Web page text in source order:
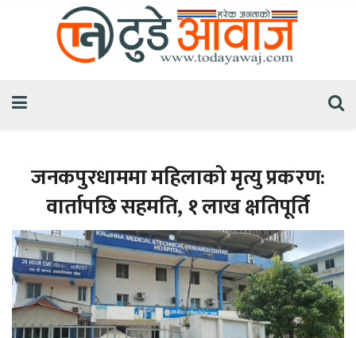
जनकपुरधाममा महिलाको मृत्यु प्रकरण:
वार्तापछि सहमति, १ लाख क्षतिपूर्ति